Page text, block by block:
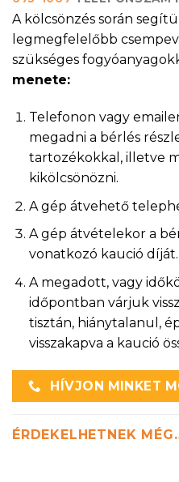
A kölcsönzés során
legmegfelelőbb
szükséges
menete:
Telefonon vagy
megadni a bérlés
tartozékokkal, illetve
kikölcsönözni.
A gép átvehető
A gép átvételekor a
vonatkozó kaució díját.
A megadott, vagy
időpontban várjuk
tisztán, hiánytalanul,
visszakapva a kaució
HÍVJON MINKET
ÉRDEKELHETNEK